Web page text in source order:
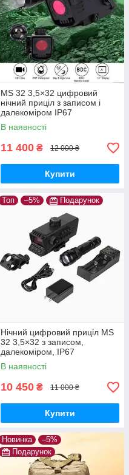
MS 32 3,5×32 цифровий
нічний приціл з записом і
далекоміром IP67
В наявності
11 400 ₴ 12 000 ₴
Купити
Топ –5% Подарунок
Нічний цифровий приціл MS
32 3,5×32 з записом,
далекоміром, IP67
В наявності
10 450 ₴ 11 000 ₴
Купити
Новинка
–5%
Подарунок